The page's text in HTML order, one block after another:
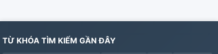
TỪ KHÓA TÌM KIẾM GẦN ĐÂY